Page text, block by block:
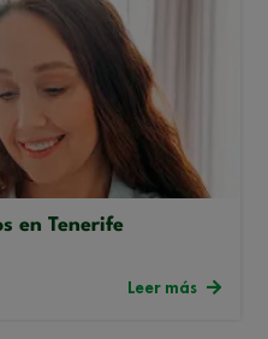
en Tenerife
Leer más